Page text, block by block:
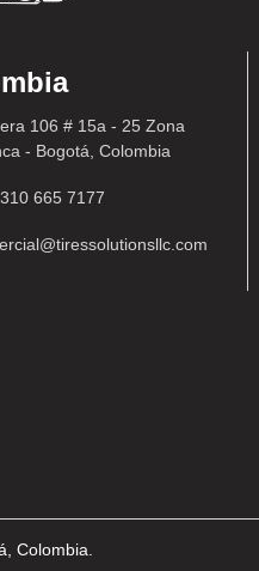
106 # 15a - 25 Zona
- Bogotá, Colombia
665 7177
Colombia.